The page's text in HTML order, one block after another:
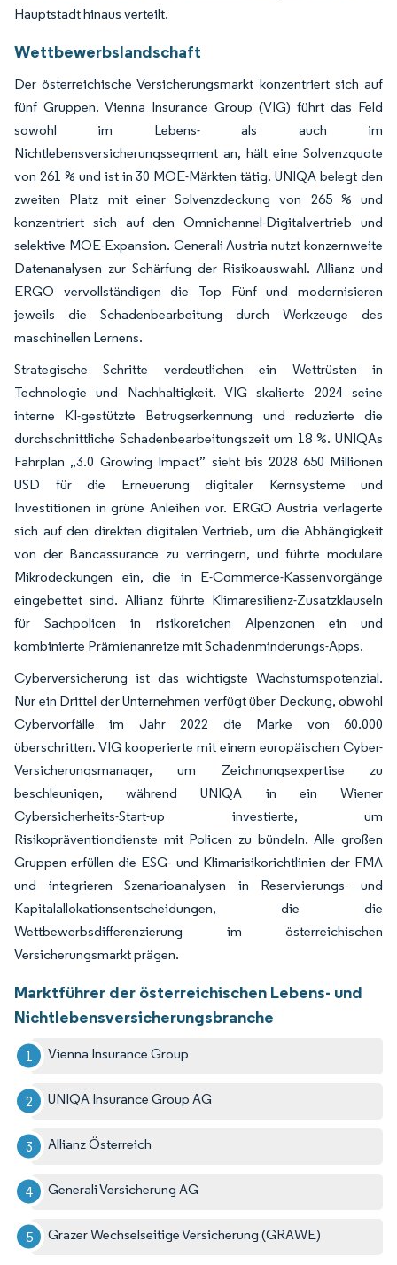
Hauptstadt hinaus verteilt.
Wettbewerbslandschaft
Der österreichische Versicherungsmarkt konzentriert sich auf
fünf Gruppen. Vienna Insurance Group (VIG) führt das Feld
sowohl im Lebens- als auch im
Nichtlebensversicherungssegment an, hält eine Solvenzquote
von 261 % und ist in 30 MOE-Märkten tätig. UNIQA belegt den
zweiten Platz mit einer Solvenzdeckung von 265 % und
konzentriert sich auf den Omnichannel-Digitalvertrieb und
selektive MOE-Expansion. Generali Austria nutzt konzernweite
Datenanalysen zur Schärfung der Risikoauswahl. Allianz und
ERGO vervollständigen die Top Fünf und modernisieren
jeweils die Schadenbearbeitung durch Werkzeuge des
maschinellen Lernens.
Strategische Schritte verdeutlichen ein Wettrüsten in
Technologie und Nachhaltigkeit. VIG skalierte 2024 seine
interne KI-gestützte Betrugserkennung und reduzierte die
durchschnittliche Schadenbearbeitungszeit um 18 %. UNIQAs
Fahrplan „3.0 Growing Impact” sieht bis 2028 650 Millionen
USD für die Erneuerung digitaler Kernsysteme und
Investitionen in grüne Anleihen vor. ERGO Austria verlagerte
sich auf den direkten digitalen Vertrieb, um die Abhängigkeit
von der Bancassurance zu verringern, und führte modulare
Mikrodeckungen ein, die in E-Commerce-Kassenvorgänge
eingebettet sind. Allianz führte Klimaresilienz-Zusatzklauseln
für Sachpolicen in risikoreichen Alpenzonen ein und
kombinierte Prämienanreize mit Schadenminderungs-Apps.
Cyberversicherung ist das wichtigste Wachstumspotenzial.
Nur ein Drittel der Unternehmen verfügt über Deckung, obwohl
Cybervorfälle im Jahr 2022 die Marke von 60.000
überschritten. VIG kooperierte mit einem europäischen Cyber-
Versicherungsmanager, um Zeichnungsexpertise zu
beschleunigen, während UNIQA in ein Wiener
Cybersicherheits-Start-up investierte, um
Risikopräventiondienste mit Policen zu bündeln. Alle großen
Gruppen erfüllen die ESG- und Klimarisikorichtlinien der FMA
und integrieren Szenarioanalysen in Reservierungs- und
Kapitalallokationsentscheidungen, die die
Wettbewerbsdifferenzierung im österreichischen
Versicherungsmarkt prägen.
Marktführer der österreichischen Lebens- und
Nichtlebensversicherungsbranche
Vienna Insurance Group
UNIQA Insurance Group AG
Allianz Österreich
Generali Versicherung AG
Grazer Wechselseitige Versicherung (GRAWE)